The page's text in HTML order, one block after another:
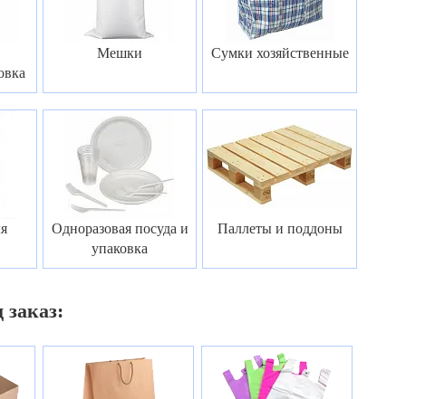
Мешки Сумки хозяйственные
Одноразовая посуда и
упаковка
Паллеты и поддоны